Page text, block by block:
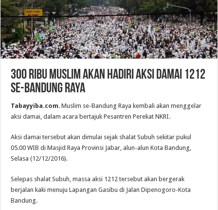
300 Ribu Muslim Akan Hadiri Aksi Damai 1212
se-Bandung Raya
Tabayyiba.com. Muslim se-Bandung Raya kembali akan menggelar
aksi damai, dalam acara bertajuk Pesantren Perekat NKRI.
Aksi damai tersebut akan dimulai sejak shalat Subuh sekitar pukul
05.00 WIB di Masjid Raya Provinsi Jabar, alun-alun Kota Bandung,
Selasa (12/12/2016).
Selepas shalat Subuh, massa aksi 1212 tersebut akan bergerak
berjalan kaki menuju Lapangan Gasibu di Jalan Dipenogoro-Kota
Bandung.